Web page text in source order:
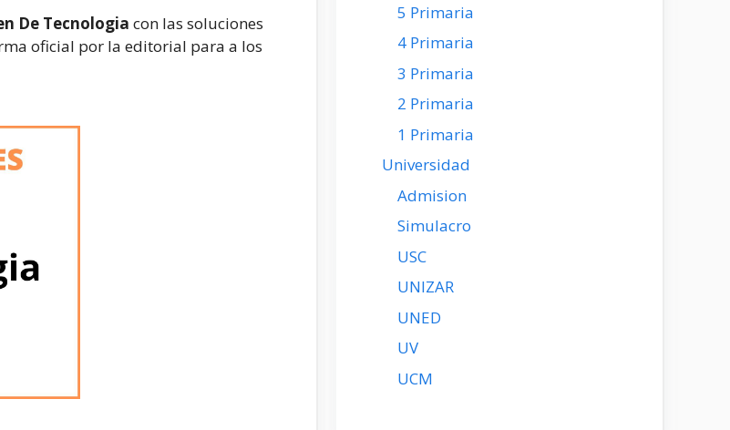
De Tecnologia con las soluciones
oficial por la editorial para a los
5 Primaria
4 Primaria
3 Primaria
2 Primaria
1 Primaria
Universidad
Admision
Simulacro
USC
UNIZAR
UNED
UV
UCM